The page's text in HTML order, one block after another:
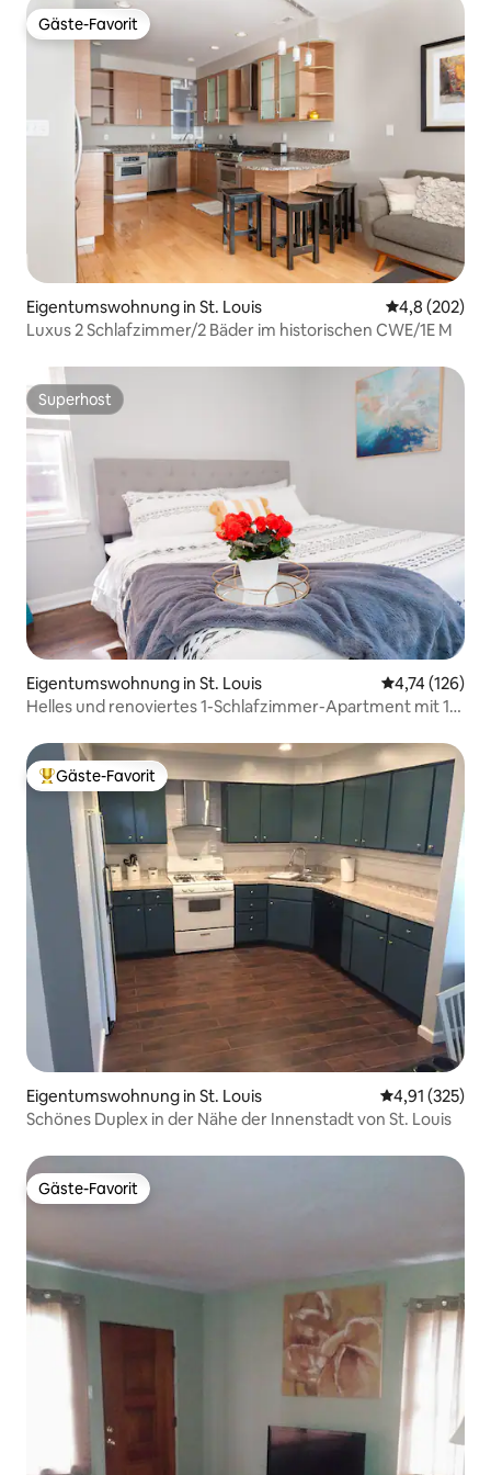
Gäste-Favorit
Gäste-Favorit
Eigentumswohnung in St. Louis
4,8 (202)
Luxus 2 Schlafzimmer/2 Bäder im historischen CWE/1E M
Superhost
Superhost
Eigentumswohnung in St. Louis
4,74 (126)
Helles und renoviertes 1-Schlafzimmer-Apartment mit 1
Beliebter Gäste-Favorit.
Gäste-Favorit
Eigentumswohnung in St. Louis
4,91 (325)
Schönes Duplex in der Nähe der Innenstadt von St. Louis
Gäste-Favorit
Gäste-Favorit